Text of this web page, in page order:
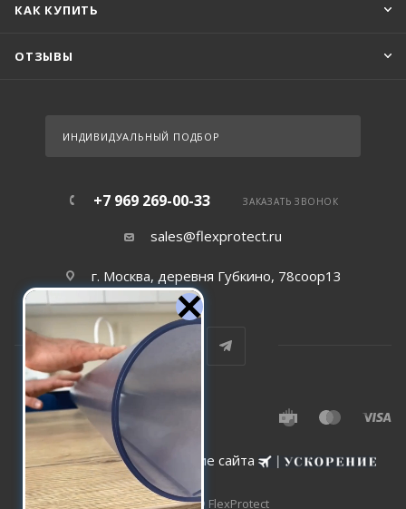
КАК КУПИТЬ
ОТЗЫВЫ
ИНДИВИДУАЛЬНЫЙ ПОДБОР
+7 969 269-00-33 ЗАКАЗАТЬ ЗВОНОК
sales@flexprotect.ru
г. Москва, деревня Губкино, 78соор13
Создание и сопровождение сайта
2015-2026 © FlexProtect